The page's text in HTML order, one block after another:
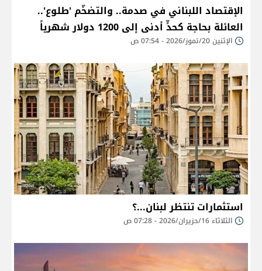
الإقتصاد اللبناني في صدمة.. والتضخّم 'طلوع'..
العائلة بحاجة كحدٍّ أدنى إلى 1200 دولار شهرياً
الإثنين 20/تموز/2026 - 07:54 ص
استثمارات تنتظر لبنان...؟
الثلاثاء 16/حزيران/2026 - 07:28 ص